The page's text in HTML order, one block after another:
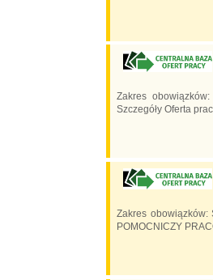
Zakres
Szczegóły Oferta
Zakres obowiązków:
POMOCNICZY